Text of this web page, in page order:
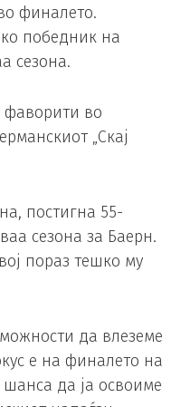
финалето.
победник на
сезона.
во
„Скај
постигна 55-
сезона за Баерн.
пораз тешко му
да влеземе
е на финалето на
да ја освоиме